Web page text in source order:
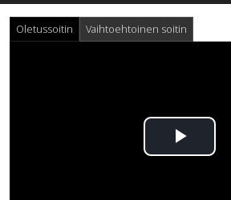
Oletussoitin Vaihtoehtoinen soitin
Toista